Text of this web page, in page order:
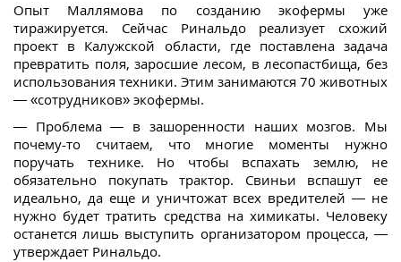
Опыт Маллямова по созданию экофермы уже
тиражируется. Сейчас Ринальдо реализует схожий
проект в Калужской области, где поставлена задача
превратить поля, заросшие лесом, в лесопастбища, без
использования техники. Этим занимаются 70 животных
— «сотрудников» экофермы.
— Проблема — в зашоренности наших мозгов. Мы
почему-то считаем, что многие моменты нужно
поручать технике. Но чтобы вспахать землю, не
обязательно покупать трактор. Свиньи вспашут ее
идеально, да еще и уничтожат всех вредителей — не
нужно будет тратить средства на химикаты. Человеку
останется лишь выступить организатором процесса, —
утверждает Ринальдо.